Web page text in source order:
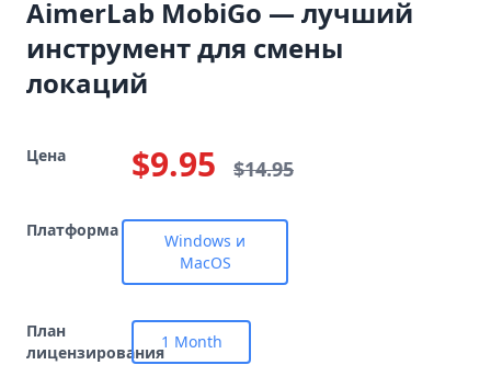
AimerLab MobiGo — лучший
инструмент для смены
локаций
Цена $9.95 $14.95
Платформа
Windows и
MacOS
План
лицензирования
1 Month